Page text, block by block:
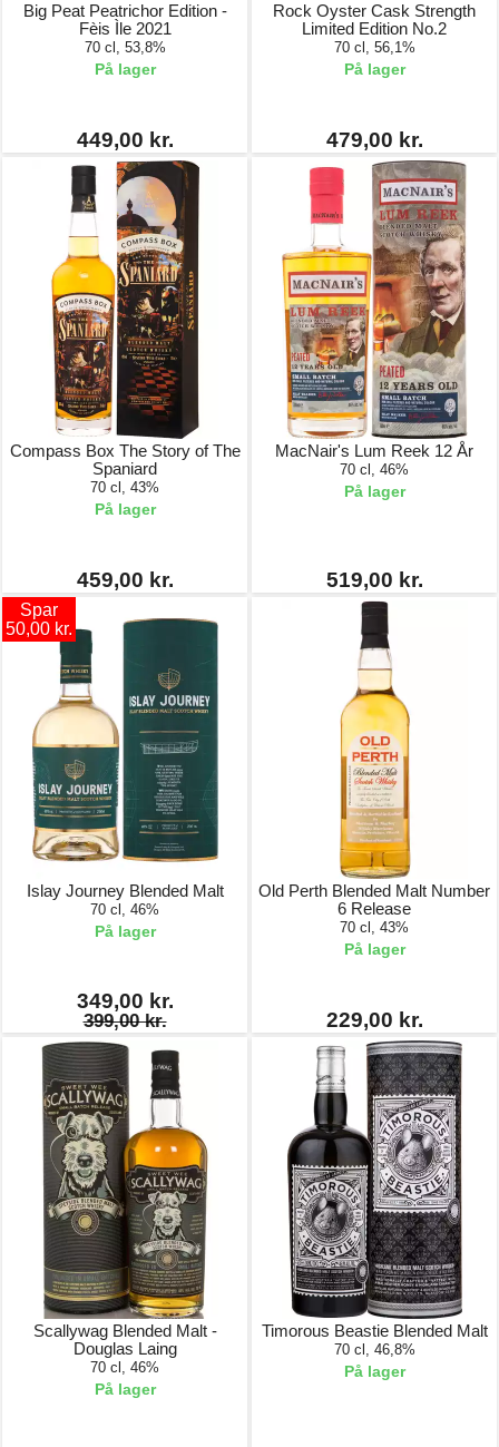
Big Peat Peatrichor Edition -
Fèis Ìle 2021
70 cl, 53,8%
På lager
449,00 kr.
Rock Oyster Cask Strength
Limited Edition No.2
70 cl, 56,1%
På lager
479,00 kr.
Compass Box The Story of The
Spaniard
70 cl, 43%
På lager
459,00 kr.
MacNair's Lum Reek 12 År
70 cl, 46%
På lager
519,00 kr.
Spar
50,00 kr.
Islay Journey Blended Malt
70 cl, 46%
På lager
349,00 kr.
399,00 kr.
Old Perth Blended Malt Number
6 Release
70 cl, 43%
På lager
229,00 kr.
Scallywag Blended Malt -
Douglas Laing
70 cl, 46%
På lager
Timorous Beastie Blended Malt
70 cl, 46,8%
På lager